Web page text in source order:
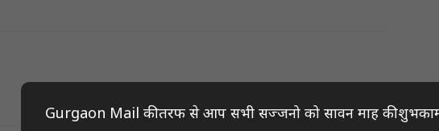
Gurgaon Mail की तरफ से आप सभी सज्जनो को सावन माह की